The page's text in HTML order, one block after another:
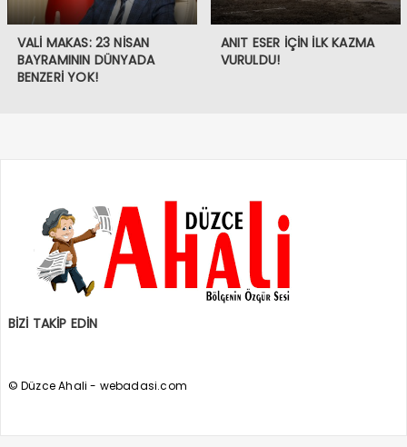
VALİ MAKAS: 23 NİSAN
BAYRAMININ DÜNYADA
BENZERİ YOK!
ANIT ESER İÇİN İLK KAZMA
VURULDU!
BİZİ TAKİP EDİN
© Düzce Ahali - webadasi.com